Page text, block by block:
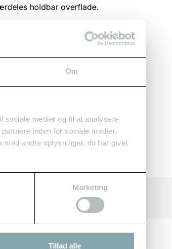
Om
sociale medier og til at analysere
inden for sociale medier,
andre oplysninger, du har givet
Marketing
Tillad alle
holdbar overflade.